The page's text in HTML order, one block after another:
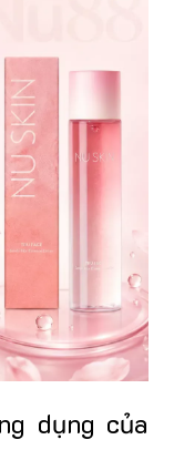
dụng của